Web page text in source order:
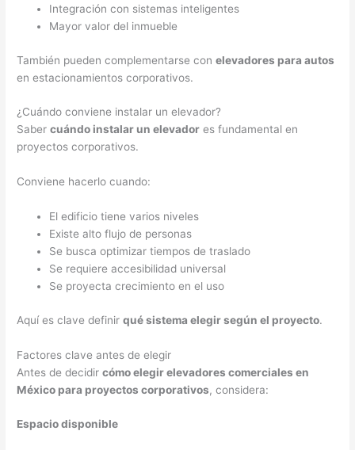
Integración con sistemas inteligentes
Mayor valor del inmueble
También pueden complementarse conelevadores para autos
en estacionamientos corporativos.
¿Cuándo conviene instalar un elevador?
Sabercuándo instalar un elevador es fundamental en
proyectos corporativos.
Conviene hacerlo cuando:
El edificio tiene varios niveles
Existe alto flujo de personas
Se busca optimizar tiempos de traslado
Se requiere accesibilidad universal
Se proyecta crecimiento en el uso
Aquí es clave definirqué sistema elegir según el proyecto.
Factores clave antes de elegir
Antes de decidircómo elegir elevadores comerciales en
México para proyectos corporativos, considera:
Espacio disponible